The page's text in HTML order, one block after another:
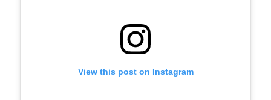
View this post on Instagram